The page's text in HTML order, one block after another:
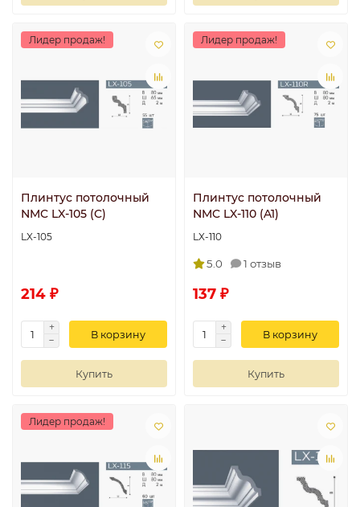
Лидер продаж!
Плинтус потолочный
NMC LX-105 (C)
LX-105
214 ₽
В корзину
Купить
Лидер продаж!
Плинтус потолочный
NMC LX-110 (A1)
LX-110
5.0 1 отзыв
137 ₽
В корзину
Купить
Лидер продаж!